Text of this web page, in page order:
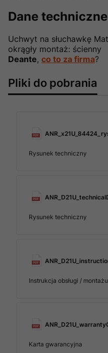
Dane techniczne
Uchwyt na słuchawkę
okrągły montaż: ścienny
Deante, co to za firma?
Pliki do pobrania
Rysunek techniczny
Rysunek techniczny
Instrukcja obsługi / montażu
Karta gwarancyjna